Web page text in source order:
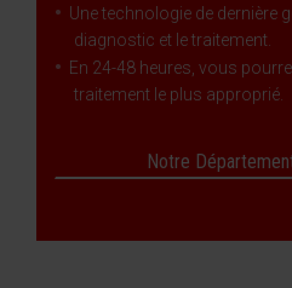
Une technologie de dernière
diagnostic et le traitement.
En 24-48 heures, vous
traitement le plus approprié.
Notre